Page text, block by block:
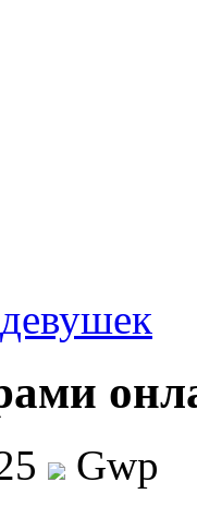
Gwp